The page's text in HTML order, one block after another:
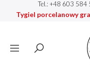
Tel.: +48 603 584
Tygiel porcelanowy